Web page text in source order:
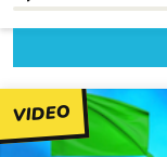
VIDEO